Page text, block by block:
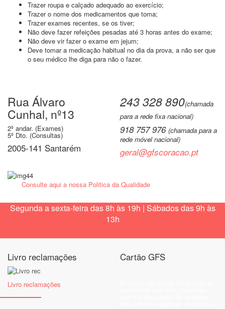
Trazer roupa e calçado adequado ao exercício;
Trazer o nome dos medicamentos que toma;
Trazer exames recentes, se os tiver;
Não deve fazer refeições pesadas até 3 horas antes do exame;
Não deve vir fazer o exame em jejum;
Deve tomar a medicação habitual no dia da prova, a não ser que
o seu médico lhe diga para não o fazer.
Rua Álvaro
Cunhal, nº13
2º andar. (Exames)
5º Dto. (Consultas)
2005-141 Santarém
243 328 890(chamada
para a rede fixa nacional)
918 757 976 (chamada para a
rede móvel nacional)
geral@gfscoracao.pt
Consulte aqui a nossa Politica da Qualidade
Segunda a sexta-feira das 8h às 19h | Sábados das 9h às
13h
Livro reclamações
Livro reclamações
Cartão GFS